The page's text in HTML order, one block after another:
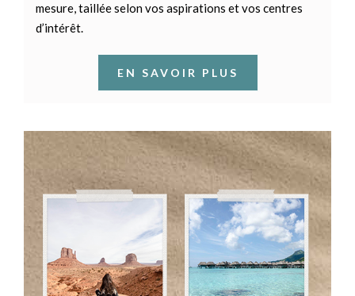
mesure, taillée selon vos aspirations et vos centres
d’intérêt.
EN SAVOIR PLUS